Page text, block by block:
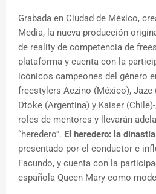
Grabada en Ciudad de México,
Media, la nueva producción
de reality de competencia de
plataforma y cuenta con la
icónicos campeones del género
freestylers Aczino (México), Jaze
Dtoke (Argentina) y Kaiser
roles de mentores y llevarán
“heredero”. El heredero: la
presentado por el conductor e
Facundo, y cuenta con la
española Queen Mary como